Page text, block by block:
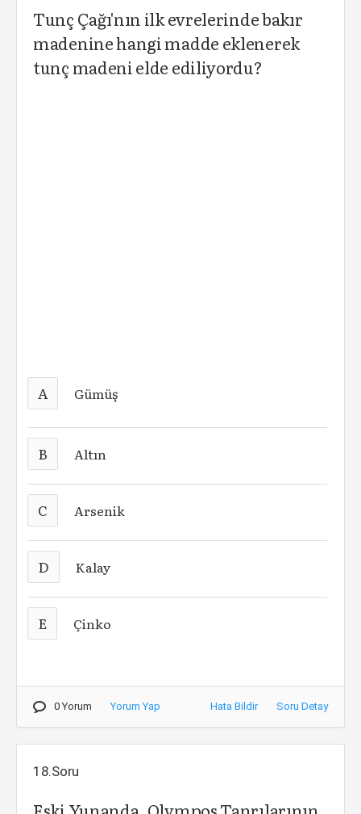
Tunç Çağı'nın ilk evrelerinde bakır
madenine hangi madde eklenerek
tunç madeni elde ediliyordu?
A Gümüş
B Altın
C Arsenik
D Kalay
E Çinko
0 Yorum Yorum Yap Hata Bildir Soru Detay
18.Soru